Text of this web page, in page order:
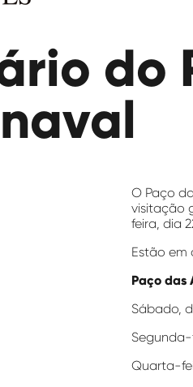
do
O Paço
visitação
feira, dia
Estão em
Paço das
Sábado,
Quarta-